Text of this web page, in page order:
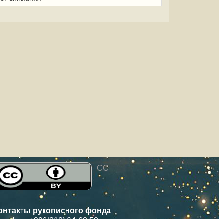
CC
рукописного фонда